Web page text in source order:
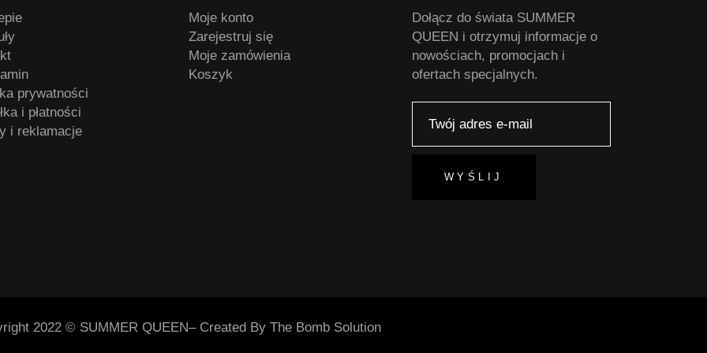
prywatności
i płatności
i reklamacje
Moje konto
Zarejestruj się
Moje zamówienia
Koszyk
Dołącz do świata SUMMER
QUEEN i otrzymuj informacje o
nowościach, promocjach i
ofertach specjalnych.
WYŚLIJ
2022 © SUMMER QUEEN– Created By The Bomb Solution